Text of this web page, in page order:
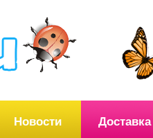
Новости Доставка